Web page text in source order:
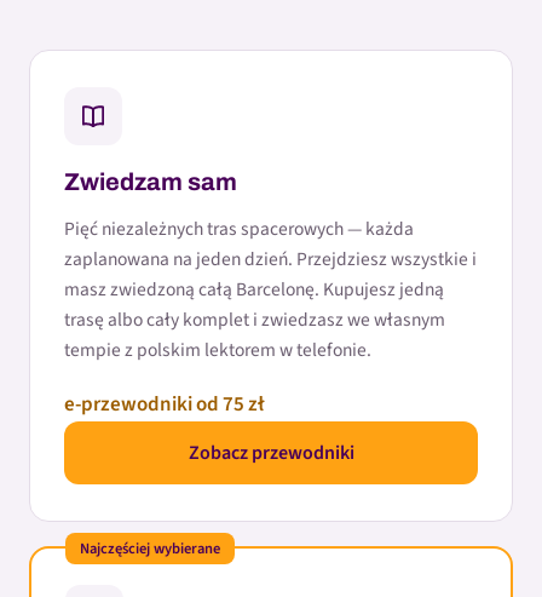
Zwiedzam sam
Pięć niezależnych tras spacerowych — każda
zaplanowana na jeden dzień. Przejdziesz wszystkie i
masz zwiedzoną całą Barcelonę. Kupujesz jedną
trasę albo cały komplet i zwiedzasz we własnym
tempie z polskim lektorem w telefonie.
e-przewodniki od 75 zł
Zobacz przewodniki
Najczęściej wybierane